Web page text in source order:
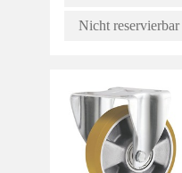
Nicht reservierbar